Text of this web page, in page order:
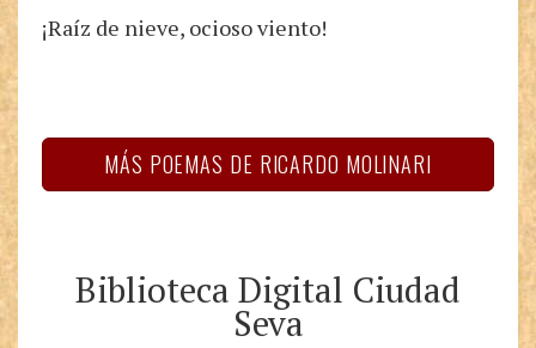
¡Raíz de nieve, ocioso viento!
MÁS POEMAS DE RICARDO MOLINARI
Biblioteca Digital Ciudad
Seva